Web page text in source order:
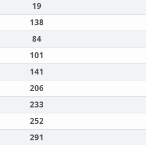
19
138
84
101
141
206
233
252
291